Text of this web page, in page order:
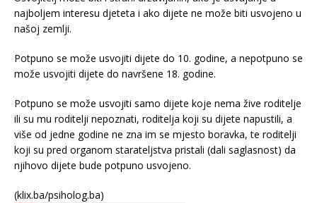
najboljem interesu djeteta i ako dijete ne može biti usvojeno u
našoj zemlji.
Potpuno se može usvojiti dijete do 10. godine, a nepotpuno se
može usvojiti dijete do navršene 18. godine.
Potpuno se može usvojiti samo dijete koje nema žive roditelje
ili su mu roditelji nepoznati, roditelja koji su dijete napustili, a
više od jedne godine ne zna im se mjesto boravka, te roditelji
koji su pred organom starateljstva pristali (dali saglasnost) da
njihovo dijete bude potpuno usvojeno.
(klix.ba/psiholog.ba)